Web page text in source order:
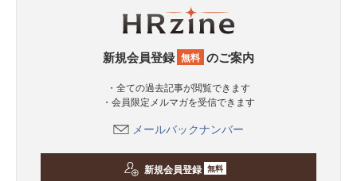
新規会員登録 無料 のご案内
・全ての過去記事が閲覧できます
・会員限定メルマガを受信できます
メールバックナンバー
新規会員登録 無料